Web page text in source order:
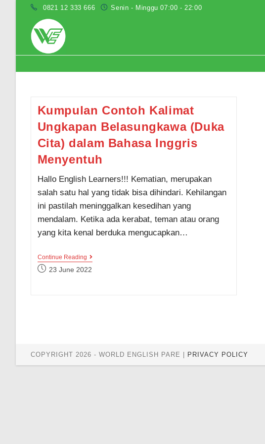
0821 12 333 666 Senin - Minggu 07:00 - 22:00
Kumpulan Contoh Kalimat
Ungkapan Belasungkawa (Duka
Cita) dalam Bahasa Inggris
Menyentuh
Hallo English Learners!!! Kematian, merupakan
salah satu hal yang tidak bisa dihindari. Kehilangan
ini pastilah meninggalkan kesedihan yang
mendalam. Ketika ada kerabat, teman atau orang
yang kita kenal berduka mengucapkan…
Continue ReadingKumpulan
Kalimat
Post23 June 2022
COPYRIGHT 2026 - WORLD ENGLISH PARE | PRIVACY POLICY